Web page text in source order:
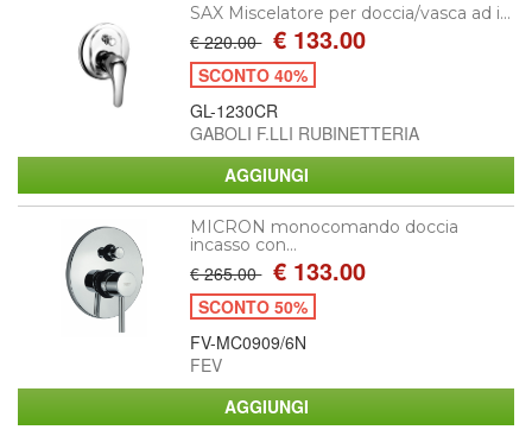
SAX Miscelatore per doccia/vasca ad i...
€ 220.00 € 133.00
SCONTO 40%
GL-1230CR
GABOLI F.LLI RUBINETTERIA
MICRON monocomando doccia
incasso con...
€ 265.00 € 133.00
SCONTO 50%
FV-MC0909/6N
FEV